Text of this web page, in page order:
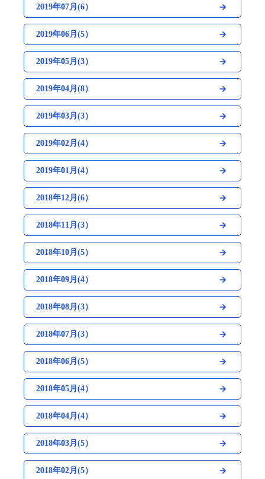
2019年07月(6）
2019年06月(5）
2019年05月(3）
2019年04月(8）
2019年03月(3）
2019年02月(4）
2019年01月(4）
2018年12月(6）
2018年11月(3）
2018年10月(5）
2018年09月(4）
2018年08月(3）
2018年07月(3）
2018年06月(5）
2018年05月(4）
2018年04月(4）
2018年03月(5）
2018年02月(5）